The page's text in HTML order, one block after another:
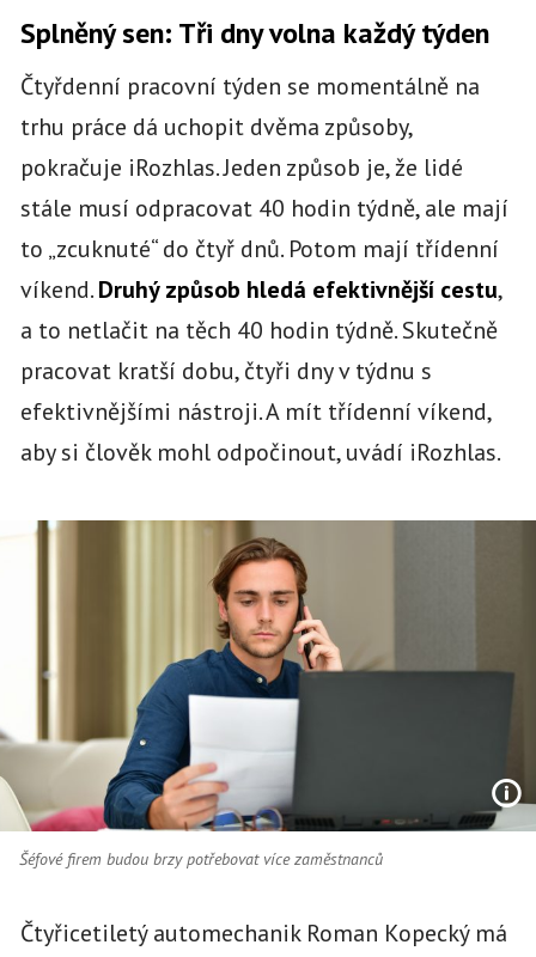
Splněný sen: Tři dny volna každý týden
Čtyřdenní pracovní týden se momentálně na
trhu práce dá uchopit dvěma způsoby,
pokračuje iRozhlas. Jeden způsob je, že lidé
stále musí odpracovat 40 hodin týdně, ale mají
to „zcuknuté“ do čtyř dnů. Potom mají třídenní
víkend.Druhý způsob hledá efektivnější cestu,
a to netlačit na těch 40 hodin týdně. Skutečně
pracovat kratší dobu, čtyři dny v týdnu s
efektivnějšími nástroji. A mít třídenní víkend,
aby si člověk mohl odpočinout, uvádí iRozhlas.
Šéfové firem budou brzy potřebovat více zaměstnanců
Čtyřicetiletý automechanik Roman Kopecký má